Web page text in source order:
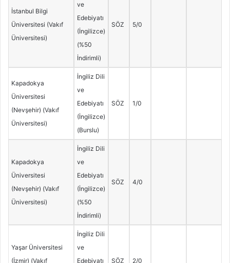
İstanbul Bilgi
Üniversitesi (Vakıf
Üniversitesi)
ve
Edebiyatı
(İngilizce)
(%50
İndirimli)
SÖZ 5/0
Kapadokya
Üniversitesi
(Nevşehir) (Vakıf
Üniversitesi)
İngiliz Dili
ve
Edebiyatı
(İngilizce)
(Burslu)
SÖZ 1/0
Kapadokya
Üniversitesi
(Nevşehir) (Vakıf
Üniversitesi)
İngiliz Dili
ve
Edebiyatı
(İngilizce)
(%50
İndirimli)
SÖZ 4/0
Yaşar Üniversitesi
(İzmir) (Vakıf
İngiliz Dili
ve
Edebiyatı
SÖZ 2/0